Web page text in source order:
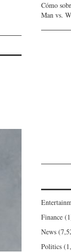
Cómo
Man vs.
Finance
News
Politics